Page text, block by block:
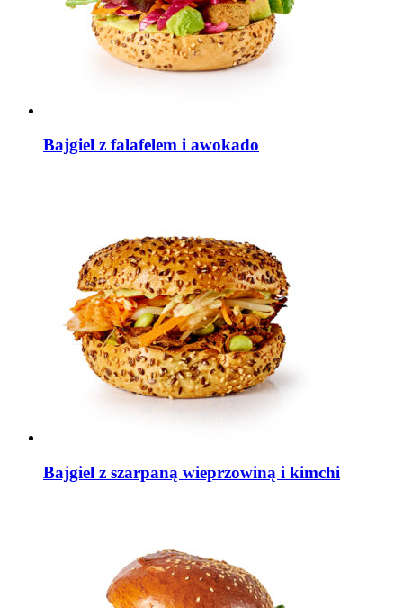
Bajgiel z falafelem i awokado
Bajgiel z szarpaną wieprzowiną i kimchi